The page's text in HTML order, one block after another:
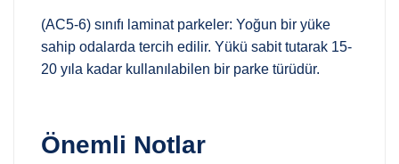
(AC5-6) sınıfı laminat parkeler: Yoğun bir yüke
sahip odalarda tercih edilir. Yükü sabit tutarak 15-
20 yıla kadar kullanılabilen bir parke türüdür.
Önemli Notlar